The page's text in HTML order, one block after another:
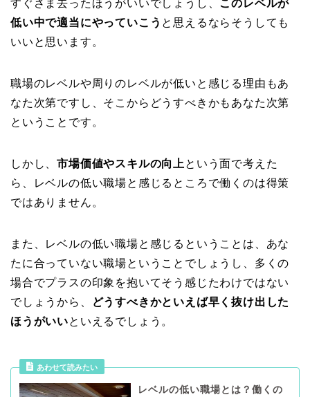
すぐさま去ったほうがいいでしょうし、 このレベルが
低い中で適当にやっていこう と思えるならそうしても
いいと思います。
職場のレベルや周りのレベルが低いと感じる理由もあ
なた次第ですし、そこからどうすべきかもあなた次第
ということです。
しかし、市場価値やスキルの向上という面で考えた
ら、レベルの低い職場と感じるところで働くのは得策
ではありません。
また、レベルの低い職場と感じるということは、あな
たに合っていない職場ということでしょうし、多くの
場合でプラスの印象を抱いてそう感じたわけではない
でしょうから、
どうすべきかといえば早く抜け出した
ほうがいいといえるでしょう。
あわせて読みたい
レベルの低い職場とは？働くの